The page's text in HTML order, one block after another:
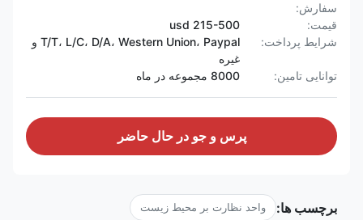
سفارش:
قیمت:
215-500 usd
شرایط پرداخت:
T/T، L/C، D/A، Western Union، Paypal و
غیره
توانایی تامین:
8000 مجموعه در ماه
پرس و جو در حال حاضر
برچسب ها: واحد نظارت بر محیط زیست